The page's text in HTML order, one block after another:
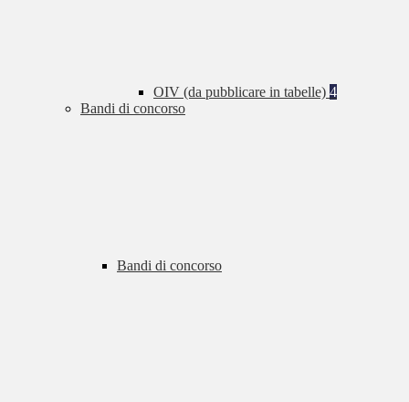
OIV (da pubblicare in tabelle) 4
Bandi di concorso
Bandi di concorso